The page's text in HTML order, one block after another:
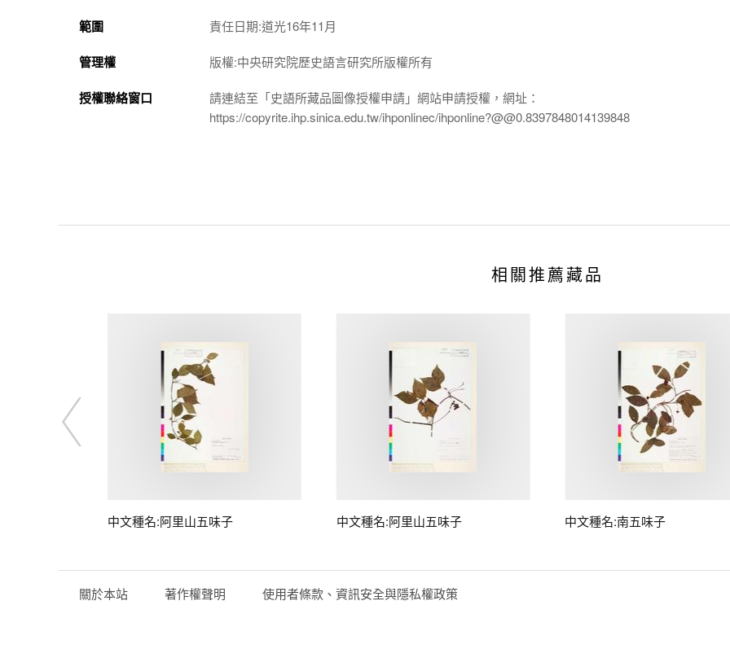
範圍 責任日期:道光16年11月
管理權 版權:中央研究院歷史語言研究所版權所有
授權聯絡窗口
請連結至「史語所藏品圖像授權申請」網站申請授權，網址：
https://copyrite.ihp.sinica.edu.tw/ihponlinec/ihponline?@@0.8397848014139848
相關推薦藏品
中文種名:阿里山五味子 中文種名:阿里山五味子 中文種名:南五味子
關於本站 著作權聲明 使用者條款、資訊安全與隱私權政策